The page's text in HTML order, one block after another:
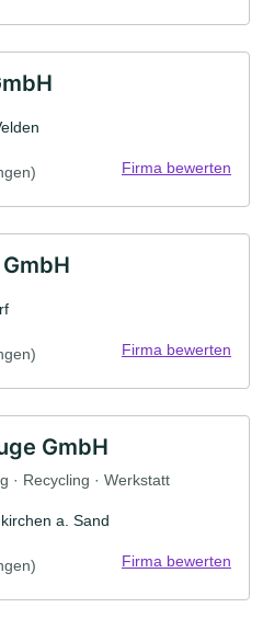
Firma bewerten
Firma bewerten
GmbH
· Recycling · Werkstatt
a. Sand
Firma bewerten